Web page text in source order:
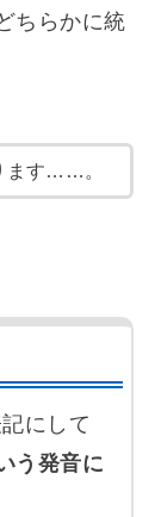
ちらかに統
ます……。
にして
う発音に